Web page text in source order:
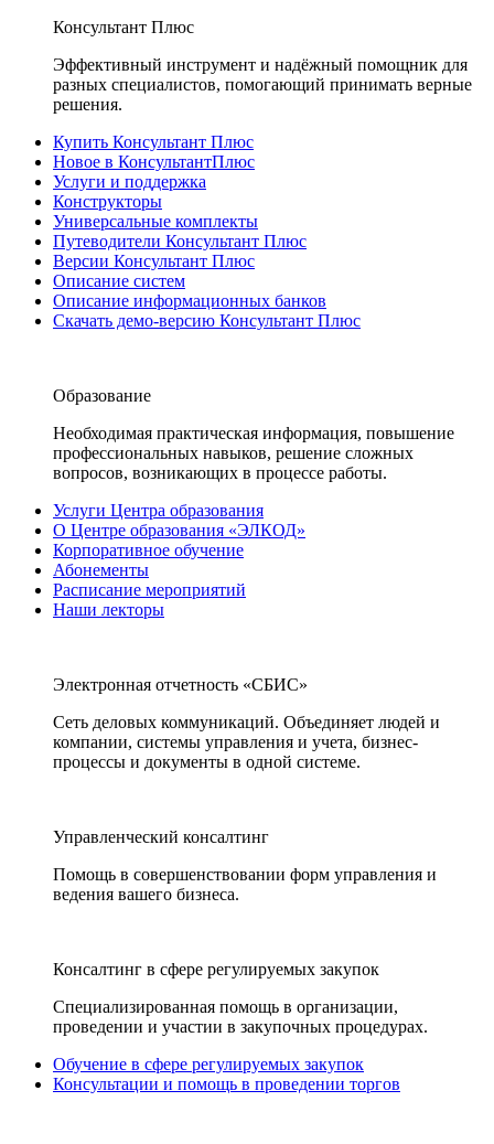
Консультант Плюс
Эффективный инструмент и надёжный помощник для
разных специалистов, помогающий принимать верные
решения.
Купить Консультант Плюс
Новое в КонсультантПлюс
Услуги и поддержка
Конструкторы
Универсальные комплекты
Путеводители Консультант Плюс
Версии Консультант Плюс
Описание систем
Описание информационных банков
Скачать демо-версию Консультант Плюс
Образование
Необходимая практическая информация, повышение
профессиональных навыков, решение сложных
вопросов, возникающих в процессе работы.
Услуги Центра образования
О Центре образования «ЭЛКОД»
Корпоративное обучение
Абонементы
Расписание мероприятий
Наши лекторы
Электронная отчетность «СБИС»
Сеть деловых коммуникаций. Объединяет людей и
компании, системы управления и учета, бизнес-
процессы и документы в одной системе.
Управленческий консалтинг
Помощь в совершенствовании форм управления и
ведения вашего бизнеса.
Консалтинг в сфере регулируемых закупок
Специализированная помощь в организации,
проведении и участии в закупочных процедурах.
Обучение в сфере регулируемых закупок
Консультации и помощь в проведении торгов